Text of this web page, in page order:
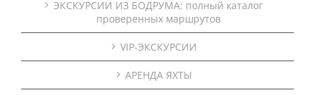
ЭКСКУРСИИ ИЗ БОДРУМА: полный каталог
проверенных маршрутов
VIP-ЭКСКУРСИИ
АРЕНДА ЯХТЫ